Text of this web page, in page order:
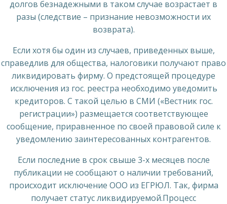
долгов безнадежными в таком случае возрастает в
разы (следствие – признание невозможности их
возврата).
Если хотя бы один из случаев, приведенных выше,
справедлив для общества, налоговики получают право
ликвидировать фирму. О предстоящей процедуре
исключения из гос. реестра необходимо уведомить
кредиторов. С такой целью в СМИ («Вестник гос.
регистрации») размещается соответствующее
сообщение, приравненное по своей правовой силе к
уведомлению заинтересованных контрагентов.
Если последние в срок свыше 3-х месяцев после
публикации не сообщают о наличии требований,
происходит исключение ООО из ЕГРЮЛ. Так, фирма
получает статус ликвидируемой.Процесс